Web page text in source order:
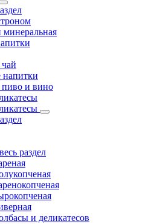
минеральная
напитки
пиво и вино
раздел
и деликатесов